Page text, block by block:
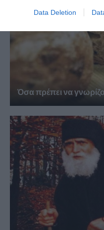
Data Deletion
Όσα πρέπει να